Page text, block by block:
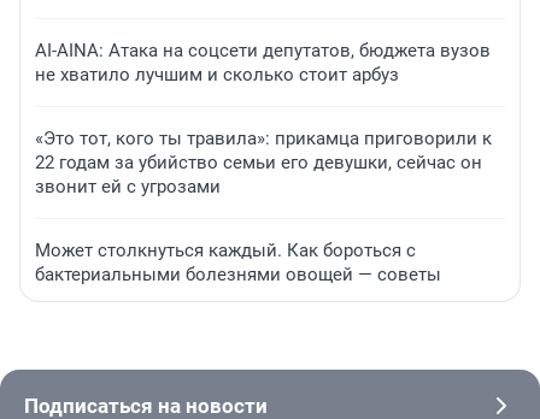
AI-AINA: Атака на соцсети депутатов, бюджета вузов
не хватило лучшим и сколько стоит арбуз
«Это тот, кого ты травила»: прикамца приговорили к
22 годам за убийство семьи его девушки, сейчас он
звонит ей с угрозами
Может столкнуться каждый. Как бороться с
бактериальными болезнями овощей — советы
Подписаться на новости